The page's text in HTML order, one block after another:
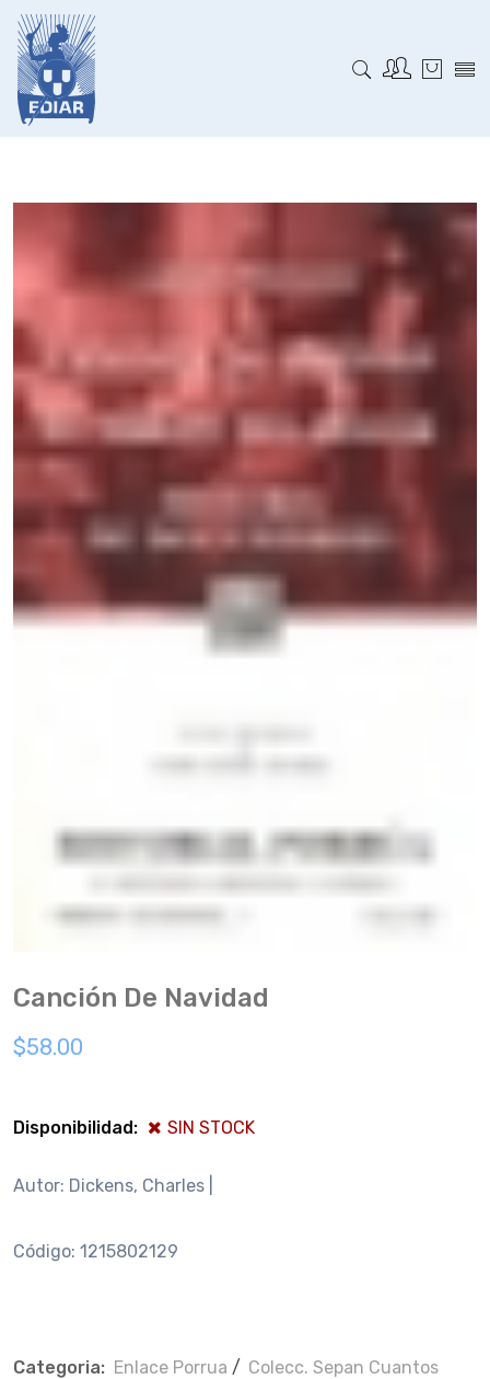
Canción De Navidad
$58.00
Disponibilidad: SIN STOCK
Autor: Dickens, Charles |
Código: 1215802129
Categoria: Enlace Porrua / Colecc. Sepan Cuantos